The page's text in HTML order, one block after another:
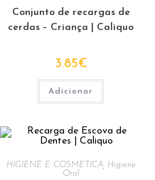
Conjunto de recargas de
cerdas – Criança | Caliquo
3.85€
Adicionar
HIGIENE E COSMÉTICA, Higiene
Oral